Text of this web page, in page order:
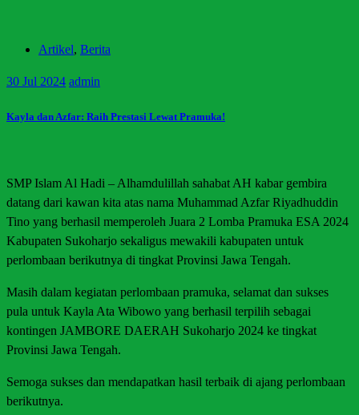
Artikel, Berita
30 Jul 2024 admin
Kayla dan Azfar: Raih Prestasi Lewat Pramuka!
SMP Islam Al Hadi – Alhamdulillah sahabat AH kabar gembira
datang dari kawan kita atas nama Muhammad Azfar Riyadhuddin
Tino yang berhasil memperoleh Juara 2 Lomba Pramuka ESA 2024
Kabupaten Sukoharjo sekaligus mewakili kabupaten untuk
perlombaan berikutnya di tingkat Provinsi Jawa Tengah.
Masih dalam kegiatan perlombaan pramuka, selamat dan sukses
pula untuk Kayla Ata Wibowo yang berhasil terpilih sebagai
kontingen JAMBORE DAERAH Sukoharjo 2024 ke tingkat
Provinsi Jawa Tengah.
Semoga sukses dan mendapatkan hasil terbaik di ajang perlombaan
berikutnya.